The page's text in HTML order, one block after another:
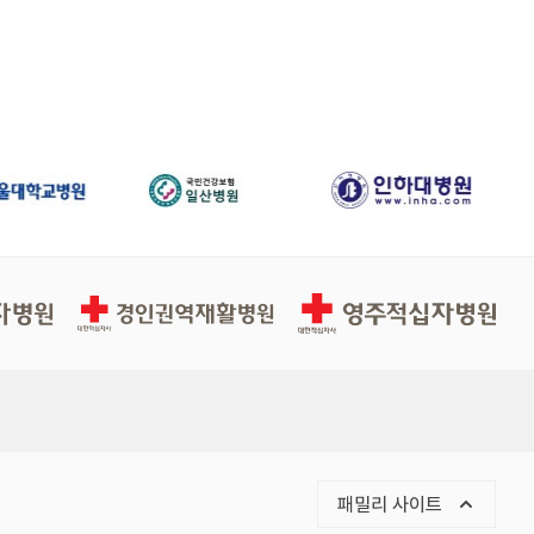
경인권역적십자병원 영주적십자병원
패밀리 사이트